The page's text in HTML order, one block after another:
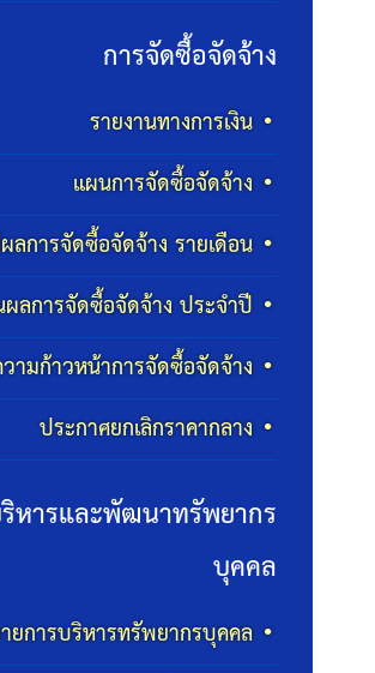
การจัดซื้อจัดจ้าง
รายงานทางการเงิน
แผนการจัดซื้อจัดจ้าง
ลการจัดซื้อจัดจ้าง รายเดือน
ผลการจัดซื้อจัดจ้าง ประจำปี
ามก้าวหน้าการจัดซื้อจัดจ้าง
ประกาศยกเลิกราคากลาง
หารและพัฒนาทรัพยากร
บุคคล
ยการบริหารทรัพยากรบุคคล